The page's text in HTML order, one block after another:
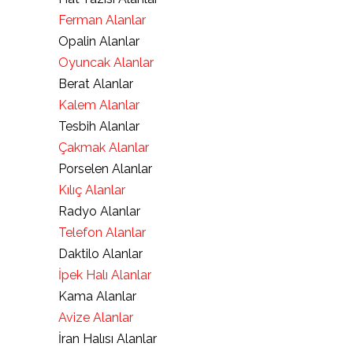
Ferman Alanlar
Opalin Alanlar
Oyuncak Alanlar
Berat Alanlar
Kalem Alanlar
Tesbih Alanlar
Çakmak Alanlar
Porselen Alanlar
Kılıç Alanlar
Radyo Alanlar
Telefon Alanlar
Daktilo Alanlar
İpek Halı Alanlar
Kama Alanlar
Avize Alanlar
İran Halısı Alanlar